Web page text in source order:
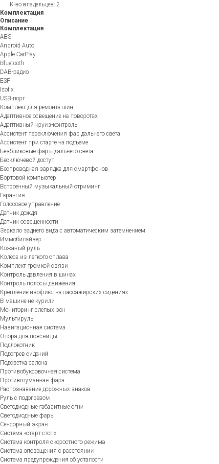
К-во владельцев: 2
Комплектация
Описание
Комплектация
ABS
Android Auto
Apple CarPlay
Bluetooth
DAB-радио
ESP
Isofix
USB-порт
Комплект для ремонта шин
Адаптивное освещение на поворотах
Адаптивный круиз-контроль
Ассистент переключения фар дальнего света
Ассистент при старте на подъеме
Безбликовые фары дальнего света
Бесключевой доступ
Беспроводная зарядка для смартфонов
Бортовой компьютер
Встроенный музыкальный стриминг
Гарантия
Голосовое управление
Датчик дождя
Датчик освещенности
Зеркало заднего вида с автоматическим затемнением
Иммобилайзер
Кожаный руль
Колеса из легкого сплава
Комплект громкой связи
Контроль давления в шинах
Контроль полосы движения
Крепление изофикс на пассажирских сидениях
В машине не курили
Мониторинг слепых зон
Мультируль
Навигационная система
Опора для поясницы
Подлокотник
Подогрев сидений
Подсветка салона
Противобуксовочная система
Противотуманная фара
Распознавание дорожных знаков
Руль с подогревом
Светодиодные габаритные огни
Светодиодные фары
Сенсорный экран
Система «старт-стоп»
Система контроля скоростного режима
Система оповещения о расстоянии
Система предупреждения об усталости